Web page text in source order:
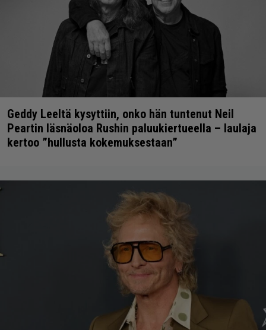
Geddy Leeltä kysyttiin, onko hän tuntenut Neil
Peartin läsnäoloa Rushin paluukiertueella – laulaja
kertoo ”hullusta kokemuksestaan”